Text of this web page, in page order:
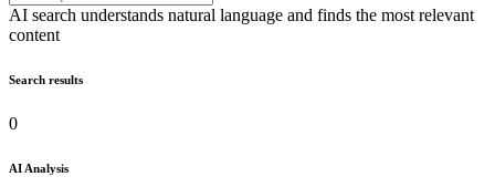
AI search understands natural language and finds the most relevant
content
Search results
0
AI Analysis